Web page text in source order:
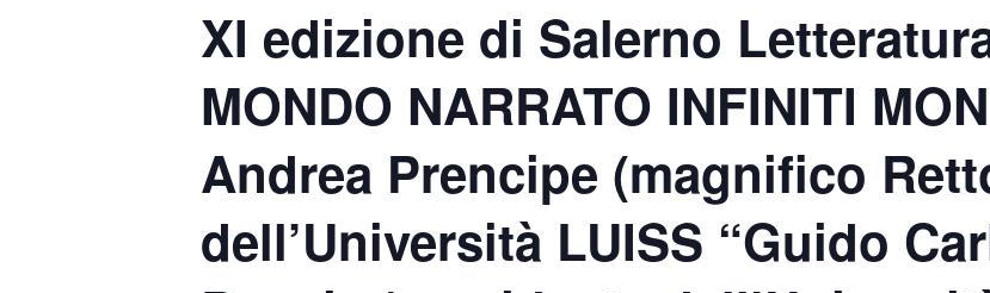
XI edizione di Salerno
MONDO NARRATO INFINITI
Andrea Prencipe (magnifico
dell’Università LUISS “Guido